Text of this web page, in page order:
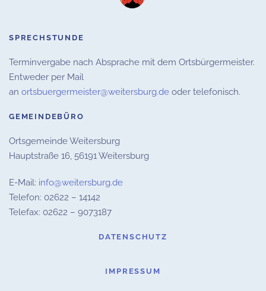
GEMEINDEBÜRO
Ortsgemeinde Weitersburg
Hauptstraße 16, 56191 Weitersburg
E-Mail: info@weitersburg.de
Telefon: 02622 – 14142
Telefax: 02622 – 9073187
SPRECHSTUNDE
Terminvergabe nach Absprache mit dem Ortsbürgermeister.
Entweder per Mail
an ortsbuergermeister@weitersburg.de oder telefonisch.
DATENSCHUTZ
IMPRESSUM